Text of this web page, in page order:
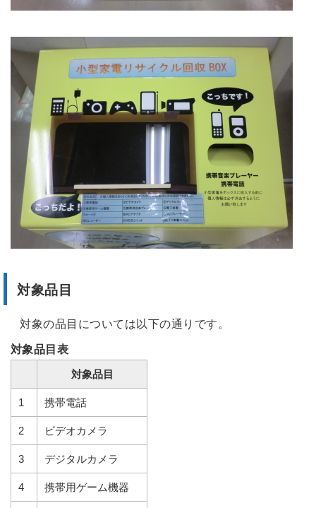
対象品目
対象の品目については以下の通りです。
対象品目表
対象品目
1 携帯電話
2 ビデオカメラ
3 デジタルカメラ
4 携帯用ゲーム機器